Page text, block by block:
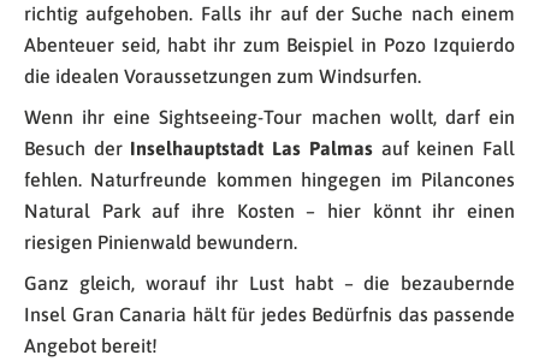
richtig aufgehoben. Falls ihr auf der Suche nach einem
Abenteuer seid, habt ihr zum Beispiel in Pozo Izquierdo
die idealen Voraussetzungen zum Windsurfen.
Wenn ihr eine Sightseeing-Tour machen wollt, darf ein
Besuch der Inselhauptstadt Las Palmasauf keinen Fall
fehlen. Naturfreunde kommen hingegen im Pilancones
Natural Park auf ihre Kosten – hier könnt ihr einen
riesigen Pinienwald bewundern.
Ganz gleich, worauf ihr Lust habt – die bezaubernde
Insel Gran Canaria hält für jedes Bedürfnis das passende
Angebot bereit!